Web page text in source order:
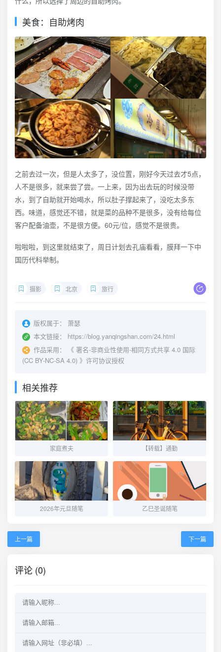
美食：自助烤肉
之前去过一次，但是人太多了，没位置，刚好今天过去才5点，
人不是很多，就来尝了尝。一上来，因为出去玩的时候没带
水，到了自助就开始喝水，所以肚子撑起来了，没吃太多东
西。味道，感觉还不错，就是菜的品种不是很多，没有给每位
客户配备油壶，不是很方便。60元/位，感觉不是很贵。
啦啦啦，到这里就结束了，周日计划去孔庙看看，膜拜一下中
国历代科举制。
摄影 北京 旅行
版权属于：
萧瑟
本文链接：
https://blog.yanqingshan.com/24.html
作品采用：
《 署名-非商业性使用-相同方式共享 4.0 国际
(CC BY-NC-SA 4.0) 》许可协议授权
相关推荐
家庭煮夫 【转载】通勤
2026年元旦随笔 乙巳圣诞随笔
上一篇 下一篇
评论 (0)